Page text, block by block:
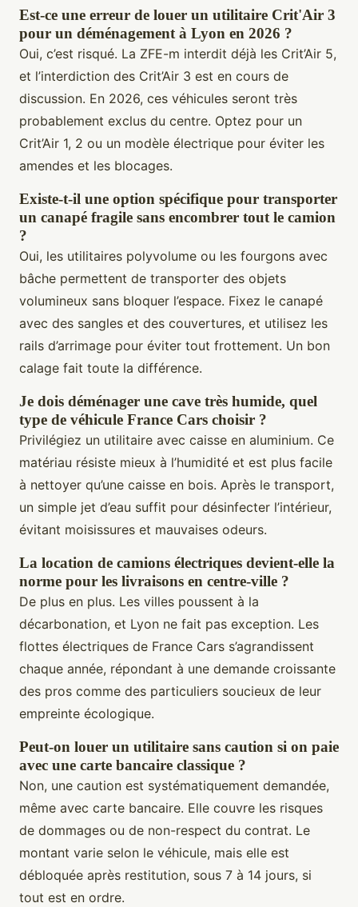
Est-ce une erreur de louer un utilitaire Crit'Air 3
pour un déménagement à Lyon en 2026 ?
Oui, c’est risqué. La ZFE-m interdit déjà les Crit’Air 5,
et l’interdiction des Crit’Air 3 est en cours de
discussion. En 2026, ces véhicules seront très
probablement exclus du centre. Optez pour un
Crit’Air 1, 2 ou un modèle électrique pour éviter les
amendes et les blocages.
Existe-t-il une option spécifique pour transporter
un canapé fragile sans encombrer tout le camion
?
Oui, les utilitaires polyvolume ou les fourgons avec
bâche permettent de transporter des objets
volumineux sans bloquer l’espace. Fixez le canapé
avec des sangles et des couvertures, et utilisez les
rails d’arrimage pour éviter tout frottement. Un bon
calage fait toute la différence.
Je dois déménager une cave très humide, quel
type de véhicule France Cars choisir ?
Privilégiez un utilitaire avec caisse en aluminium. Ce
matériau résiste mieux à l’humidité et est plus facile
à nettoyer qu’une caisse en bois. Après le transport,
un simple jet d’eau suffit pour désinfecter l’intérieur,
évitant moisissures et mauvaises odeurs.
La location de camions électriques devient-elle la
norme pour les livraisons en centre-ville ?
De plus en plus. Les villes poussent à la
décarbonation, et Lyon ne fait pas exception. Les
flottes électriques de France Cars s’agrandissent
chaque année, répondant à une demande croissante
des pros comme des particuliers soucieux de leur
empreinte écologique.
Peut-on louer un utilitaire sans caution si on paie
avec une carte bancaire classique ?
Non, une caution est systématiquement demandée,
même avec carte bancaire. Elle couvre les risques
de dommages ou de non-respect du contrat. Le
montant varie selon le véhicule, mais elle est
débloquée après restitution, sous 7 à 14 jours, si
tout est en ordre.